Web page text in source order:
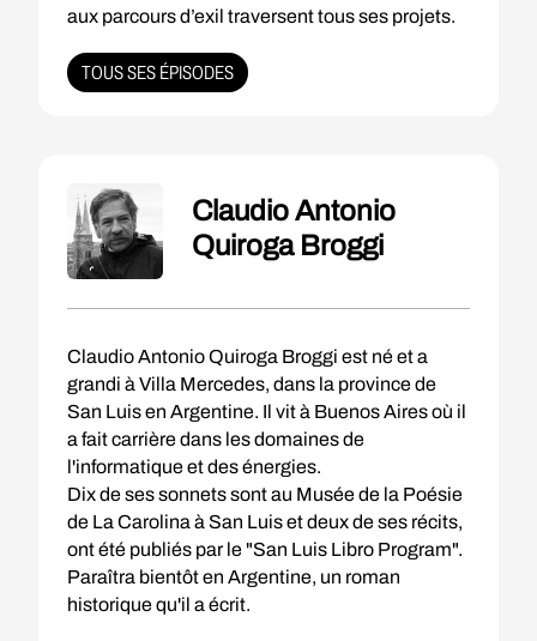
aux parcours d’exil traversent tous ses projets.
TOUS SES ÉPISODES
Claudio Antonio
Quiroga Broggi
Claudio Antonio Quiroga Broggi est né et a
grandi à Villa Mercedes, dans la province de
San Luis en Argentine. Il vit à Buenos Aires où il
a fait carrière dans les domaines de
l'informatique et des énergies.
Dix de ses sonnets sont au Musée de la Poésie
de La Carolina à San Luis et deux de ses récits,
ont été publiés par le "San Luis Libro Program".
Paraîtra bientôt en Argentine, un roman
historique qu'il a écrit.